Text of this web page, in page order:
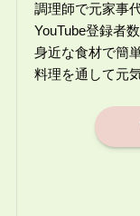
調理師で元家事
YouTube登録者
身近な食材で簡
料理を通して元